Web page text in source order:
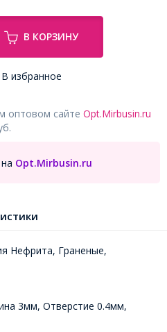
В КОРЗИНУ
В избранное
оптовом сайте Opt.Mirbusin.ru
Opt.Mirbusin.ru
Нефрита, Граненые,
3мм, Отверстие 0.4мм,